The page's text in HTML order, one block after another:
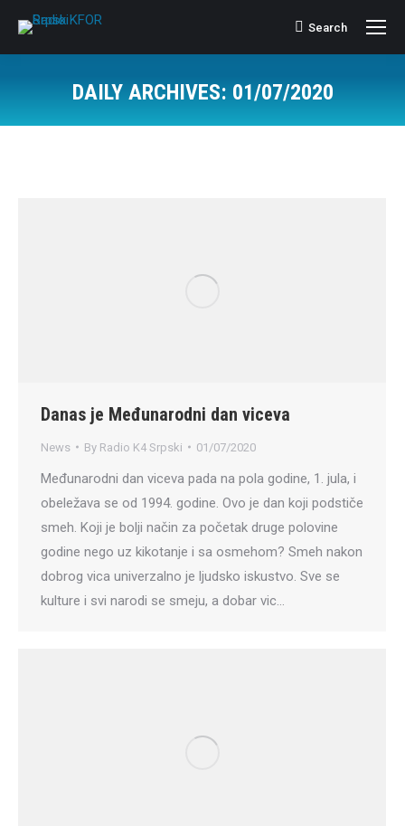
Search:
Search
DAILY ARCHIVES: 01/07/2020
Danas je Međunarodni dan viceva
News By Radio K4 Srpski 01/07/2020
Međunarodni dan viceva pada na pola godine, 1. jula, i
obeležava se od 1994. godine. Ovo je dan koji podstiče
smeh. Koji je bolji način za početak druge polovine
godine nego uz kikotanje i sa osmehom? Smeh nakon
dobrog vica univerzalno je ljudsko iskustvo. Sve se
kulture i svi narodi se smeju, a dobar vic…